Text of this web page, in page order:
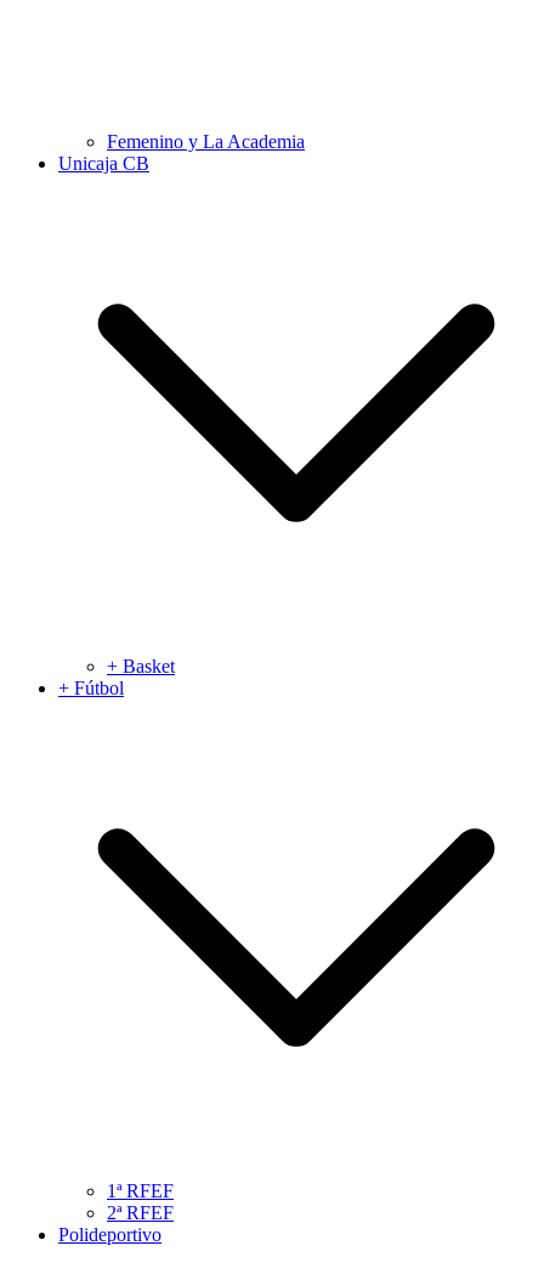
Femenino y La Academia
Unicaja CB
+ Basket
+ Fútbol
1ª RFEF
2ª RFEF
Polideportivo